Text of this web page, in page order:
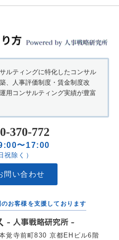
ルティングに特化したコンサル
、人事評価制度・賃金制度改
用コンサルティング実績が豊富
370-772
〜17:00
祝除く）
問い合わせ
お客様を支援しております
覚寺前町830 京都EHビル6階